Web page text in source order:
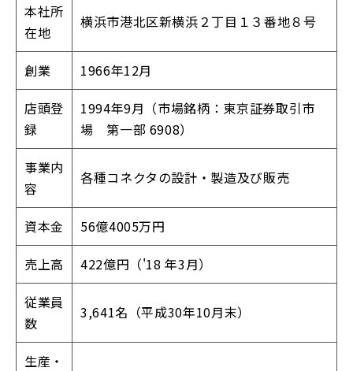
本社所
在地
横浜市港北区新横浜２丁目１３番地８号
創業
1966年12月
店頭登
録
1994年9月（市場銘柄：東京証券取引市
場 第一部 6908）
事業内
容
各種コネクタの設計・製造及び販売
資本金
56億4005万円
売上高
422億円（'18 年3月）
従業員
数
3,641名（平成30年10月末）
生産・